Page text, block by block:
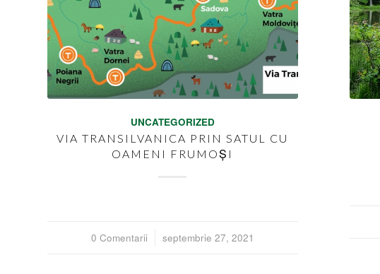
UNCATEGORIZED
VIA TRANSILVANICA PRIN SATUL CU
OAMENI FRUMOȘI
0 Comentarii
/ septembrie 27, 2021